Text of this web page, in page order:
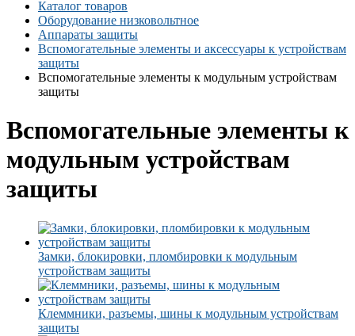
Каталог товаров
Оборудование низковольтное
Аппараты защиты
Вспомогательные элементы и аксессуары к устройствам
защиты
Вспомогательные элементы к модульным устройствам
защиты
Вспомогательные элементы к
модульным устройствам
защиты
Замки, блокировки, пломбировки к модульным
устройствам защиты
Клеммники, разъемы, шины к модульным устройствам
защиты